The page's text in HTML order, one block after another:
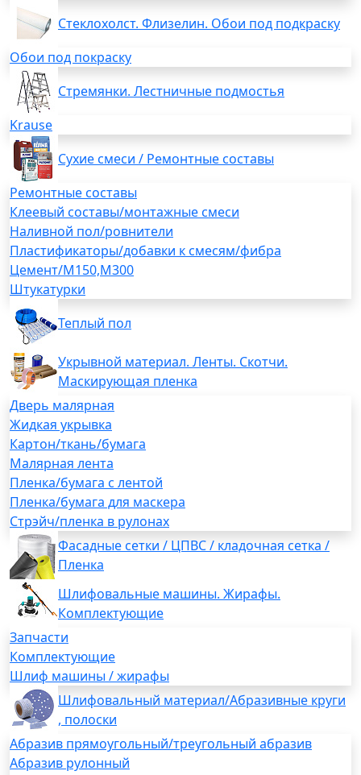
Стеклохолст. Флизелин. Обои под подкраску
Обои под покраску
Стремянки. Лестничные подмостья
Krause
Сухие смеси / Ремонтные составы
Ремонтные составы
Клеевый составы/монтажные смеси
Наливной пол/ровнители
Пластификаторы/добавки к смесям/фибра
Цемент/М150,М300
Штукатурки
Теплый пол
Укрывной материал. Ленты. Скотчи.
Маскирующая пленка
Дверь малярная
Жидкая укрывка
Картон/ткань/бумага
Малярная лента
Пленка/бумага с лентой
Пленка/бумага для маскера
Стрэйч/пленка в рулонах
Фасадные сетки / ЦПВС / кладочная сетка /
Пленка
Шлифовальные машины. Жирафы.
Комплектующие
Запчасти
Комплектующие
Шлиф машины / жирафы
Шлифовальный материал/Абразивные круги
, полоски
Абразив прямоугольный/треугольный абразив
Абразив рулонный